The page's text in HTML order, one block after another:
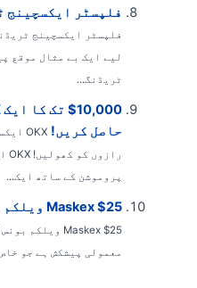
فلپسٹر ایکسچینج
لیے ایک بے مثال موقع پیش
ٹریڈنگ...
حاصل کریں!
پروموشن کے ساتھ ایک...
Maskex $25 ویلکم بونس حاصل کریں۔
معمولی پیشکش ہے جو خاص طور